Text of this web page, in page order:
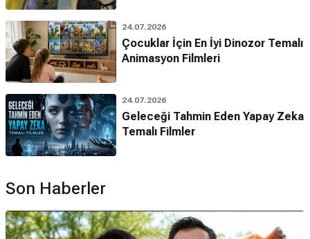
24.07.2026
Çocuklar İçin En İyi Dinozor Temalı
Animasyon Filmleri
24.07.2026
Geleceği Tahmin Eden Yapay Zeka
Temalı Filmler
Son Haberler